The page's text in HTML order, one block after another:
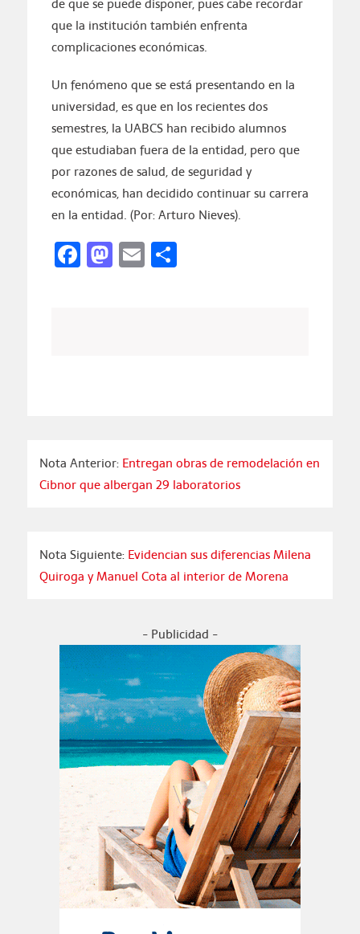
de que se puede disponer, pues cabe recordar
que la institución también enfrenta
complicaciones económicas.
Un fenómeno que se está presentando en la
universidad, es que en los recientes dos
semestres, la UABCS han recibido alumnos
que estudiaban fuera de la entidad, pero que
por razones de salud, de seguridad y
económicas, han decidido continuar su carrera
en la entidad. (Por: Arturo Nieves).
Facebook
Mastodon
EmailCompartir
Nota Anterior:Entregan obras de remodelación en
Cibnor que albergan 29 laboratorios
Nota Siguiente: Evidencian sus diferencias Milena
Quiroga y Manuel Cota al interior de Morena
- Publicidad -